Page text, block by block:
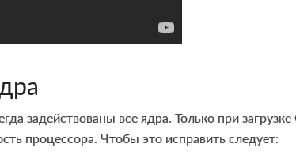
задействованы все ядра. Только при
процессора. Чтобы это исправить следует: